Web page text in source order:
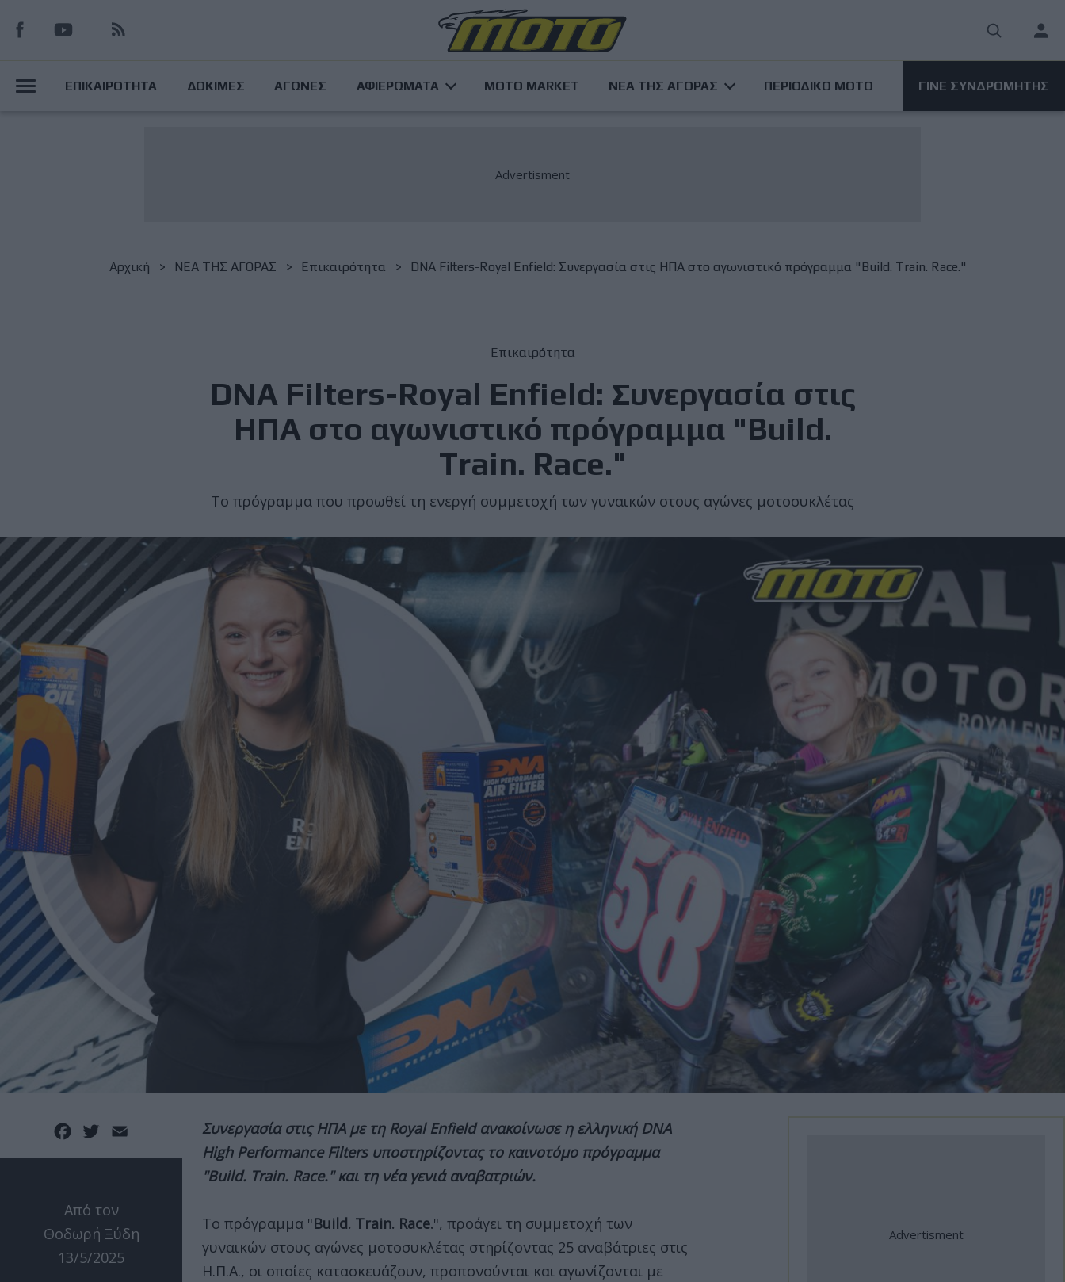
προς
κυρίως
User
MainΕΠΙΚΑΙΡΟΤΗΤΑ ΔΟΚΙΜΕΣ ΑΓΩΝΕΣ ΑΦΙΕΡΩΜΑΤΑ MOTO MARKET ΝΕΑ ΤΗΣ ΑΓΟΡΑΣ ΠΕΡΙΟΔΙΚΟ ΜΟΤΟ ΓΙΝΕ ΣΥΝΔΡΟΜΗΤΗΣ
Breadcrumb
Αρχική NΕΑ ΤΗΣ ΑΓΟΡΑΣ Επικαιρότητα DNA Filters-Royal Enfield: Συνεργασία στις ΗΠΑ στο αγωνιστικό πρόγραμμα "Build. Train. Race."
Επικαιρότητα
DNA Filters-Royal Enfield: Συνεργασία στις
ΗΠΑ στο αγωνιστικό πρόγραμμα "Build.
Train. Race."
Το πρόγραμμα που προωθεί τη ενεργή συμμετοχή των γυναικών στους αγώνες μοτοσυκλέτας
Facebook
Twitter
Από τον
Θοδωρή Ξύδη
13/5/2025
Συνεργασία στις ΗΠΑ με τη Royal Enfield ανακοίνωσε η ελληνική DNA
High Performance Filters υποστηρίζοντας το καινοτόμο πρόγραμμα
"Build. Train. Race." και τη νέα γενιά αναβατριών.
Το πρόγραμμα "Build. Train. Race.", προάγει τη συμμετοχή των
γυναικών στους αγώνες μοτοσυκλέτας στηρίζοντας 25 αναβάτριες στις
Η.Π.Α., οι οποίες κατασκευάζουν, προπονούνται και αγωνίζονται με